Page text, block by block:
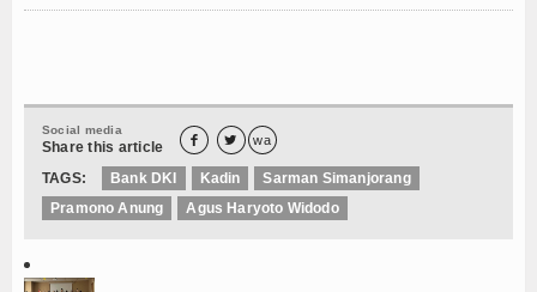
Social media
Share this article   wa
TAGS: Bank DKI Kadin
Sarman Simanjorang
Pramono Anung
Agus Haryoto Widodo